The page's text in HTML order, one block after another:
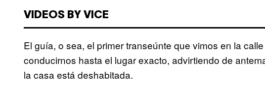
VIDEOS BY VICE
El guía, o sea, el primer transeúnte que vimos en la
conducirnos hasta el lugar exacto, advirtiendo de
la casa está deshabitada.